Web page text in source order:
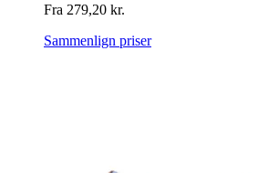
Fra 279,20 kr.
Sammenlign priser